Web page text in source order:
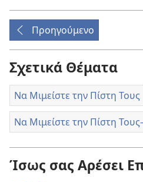
Προηγούμενο
Σχετικά Θέματα
Να Μιμείστε την Πίστη Τους
Να Μιμείστε την Πίστη
Ίσως σας Αρέσει